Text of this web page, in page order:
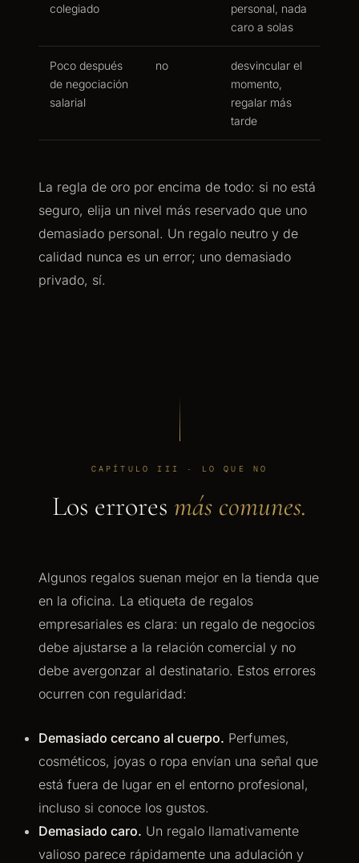
colegiado
personal, nada
caro a solas
Poco después
de negociación
salarial
no
desvincular el
momento,
regalar más
tarde
La regla de oro por encima de todo: si no está
seguro, elija un nivel más reservado que uno
demasiado personal. Un regalo neutro y de
calidad nunca es un error; uno demasiado
privado, sí.
CAPÍTULO III · LO QUE NO
Los errores más comunes.
Algunos regalos suenan mejor en la tienda que
en la oficina. La etiqueta de regalos
empresariales es clara: un regalo de negocios
debe ajustarse a la relación comercial y no
debe avergonzar al destinatario. Estos errores
ocurren con regularidad:
Demasiado cercano al cuerpo. Perfumes,
cosméticos, joyas o ropa envían una señal que
está fuera de lugar en el entorno profesional,
incluso si conoce los gustos.
Demasiado caro. Un regalo llamativamente
valioso parece rápidamente una adulación y